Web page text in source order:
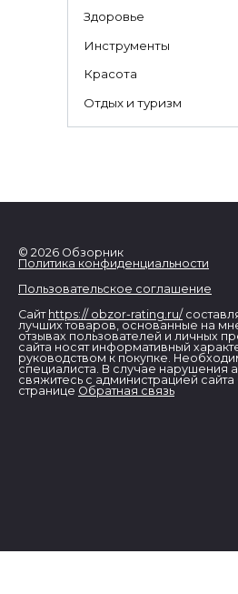
Здоровье
Инструменты
Красота
Отдых и туризм
© 2026 Обзорник
Политика конфиденциальности
Пользовательское соглашение
Сайт https:// obzor-rating.ru/
лучших товаров, основанные на
отзывах пользователей и личных
сайта носят информативный
руководством к покупке.
специалиста. В случае нарушения
свяжитесь с администрацией
странице Обратная связь